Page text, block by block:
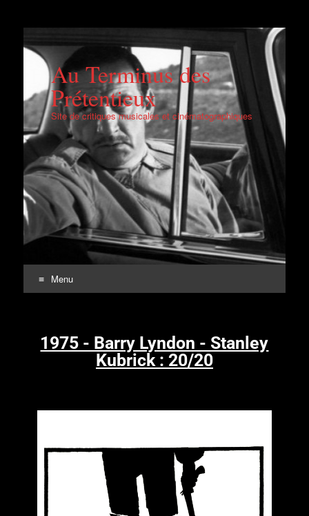
Au Terminus des
Prétentieux
Site de critiques musicales et cinématographiques
Menu
1975 - Barry Lyndon - Stanley
Kubrick : 20/20